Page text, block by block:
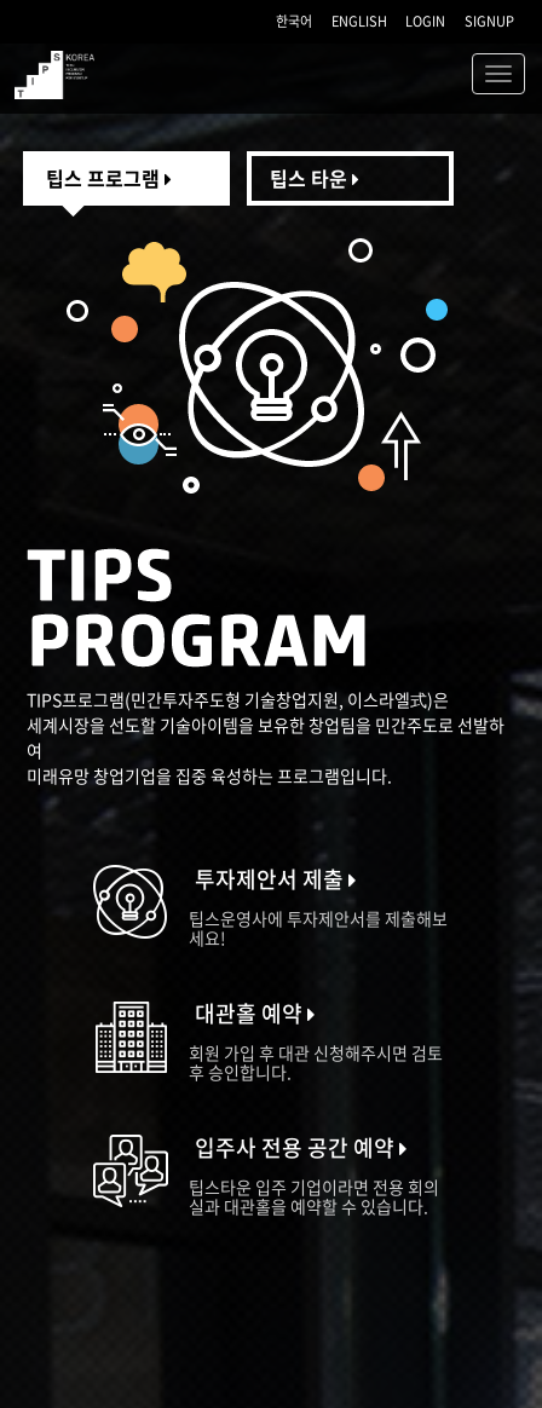
한국어 ENGLISH LOGIN SIGNUP
TIPS
팁스 프로그램 팁스 타운
TIPS프로그램(민간투자주도형 기술창업지원, 이스라엘式)은
세계시장을 선도할 기술아이템을 보유한 창업팀을 민간주도로 선발하
여
미래유망 창업기업을 집중 육성하는 프로그램입니다.
투자제안서 제출
팁스운영사에 투자제안서를 제출해보
세요!
대관홀 예약
회원 가입 후 대관 신청해주시면 검토
후 승인합니다.
입주사 전용 공간 예약
팁스타운 입주 기업이라면 전용 회의
실과 대관홀을 예약할 수 있습니다.